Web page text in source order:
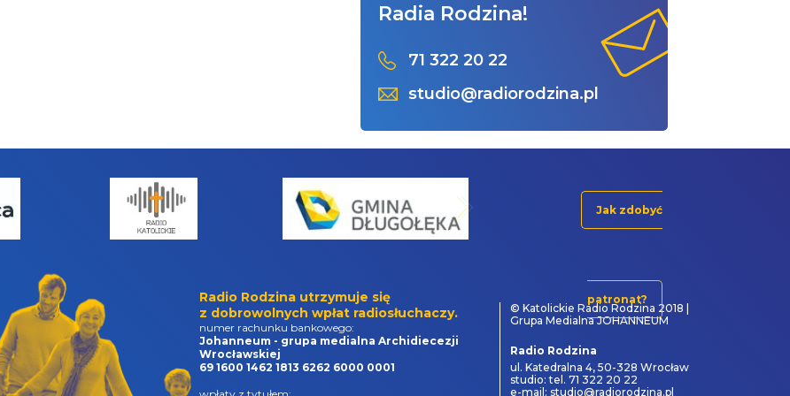
Radia Rodzina!
71 322 20 22
studio@radiorodzina.pl
Jak zdobyć
patronat?
Radio Rodzina utrzymuje się
z dobrowolnych wpłat radiosłuchaczy.
numer rachunku bankowego:
Johanneum - grupa medialna Archidiecezji
Wrocławskiej
69 1600 1462 1813 6262 6000 0001
© Katolickie Radio Rodzina 2018 |
Grupa Medialna JOHANNEUM
Radio Rodzina
ul. Katedralna 4, 50-328 Wrocław
studio: tel. 71 322 20 22
e-mail: studio@radiorodzina.pl